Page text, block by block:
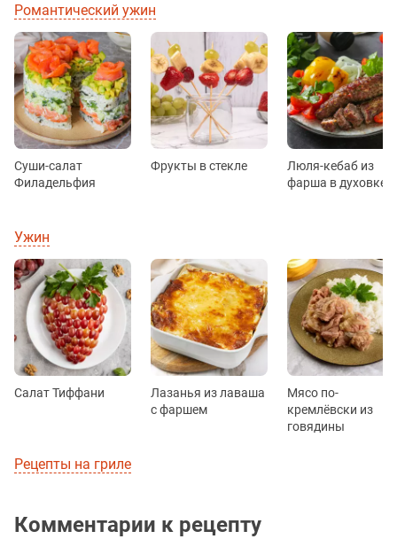
Романтический ужин
Суши-салат
Филадельфия
Фрукты в стекле
Люля-кебаб из
фарша в духовке
Ужин
Салат Тиффани
Лазанья из лаваша
с фаршем
Мясо по-
кремлёвски из
говядины
Рецепты на гриле
Комментарии к рецепту